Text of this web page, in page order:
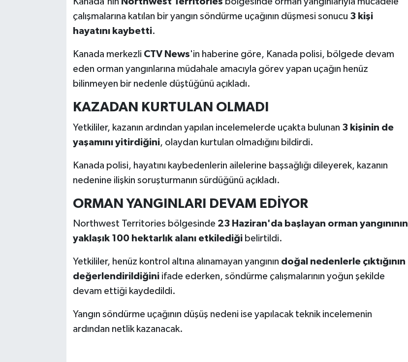
çalışmalarına katılan bir yangın söndürme uçağının düşmesi sonucu 3 kişi
hayatını kaybetti.
Kanada merkezli CTV News'in haberine göre, Kanada polisi, bölgede devam
eden orman yangınlarına müdahale amacıyla görev yapan uçağın henüz
bilinmeyen bir nedenle düştüğünü açıkladı.
KAZADAN KURTULAN OLMADI
Yetkililer, kazanın ardından yapılan incelemelerde uçakta bulunan 3 kişinin de
yaşamını yitirdiğini, olaydan kurtulan olmadığını bildirdi.
Kanada polisi, hayatını kaybedenlerin ailelerine başsağlığı dileyerek, kazanın
nedenine ilişkin soruşturmanın sürdüğünü açıkladı.
ORMAN YANGINLARI DEVAM EDİYOR
Northwest Territories bölgesinde 23 Haziran'da başlayan orman yangınının
yaklaşık 100 hektarlık alanı etkilediğibelirtildi.
Yetkililer, henüz kontrol altına alınamayan yangının doğal nedenlerle çıktığının
değerlendirildiğiniifade ederken, söndürme çalışmalarının yoğun şekilde
devam ettiği kaydedildi.
Yangın söndürme uçağının düşüş nedeni ise yapılacak teknik incelemenin
ardından netlik kazanacak.